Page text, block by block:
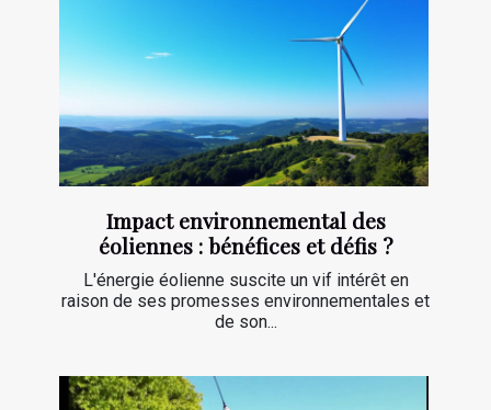
Impact environnemental des
éoliennes : bénéfices et défis ?
L'énergie éolienne suscite un vif intérêt en
raison de ses promesses environnementales et
de son...